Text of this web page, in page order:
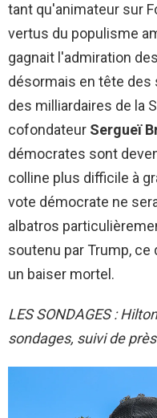
tant qu'animateur sur
vertus du populisme
gagnait l'admiration des
désormais en tête
des milliardaires de la
cofondateur Sergueï
démocrates sont
colline plus difficile à
vote démocrate ne
albatros
soutenu par Trump, ce
un baiser mortel.
LES SONDAGES :
sondages, suivi de